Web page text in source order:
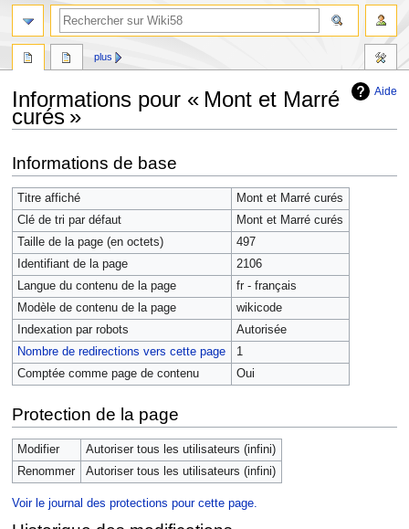
Aide
Informations pour « Mont et Marré
curés »
à
la
navigation
à
la
recherche
Informations de base
Titre affiché
Mont et Marré curés
Clé de tri par défaut
Mont et Marré curés
Taille de la page (en octets)
497
Identifiant de la page
2106
Langue du contenu de la page
fr - français
Modèle de contenu de la page
wikicode
Indexation par robots
Autorisée
Nombre de redirections vers cette page
1
Comptée comme page de contenu
Oui
Protection de la page
Modifier
Autoriser tous les utilisateurs (infini)
Renommer
Autoriser tous les utilisateurs (infini)
Voir le journal des protections pour cette page.
plus